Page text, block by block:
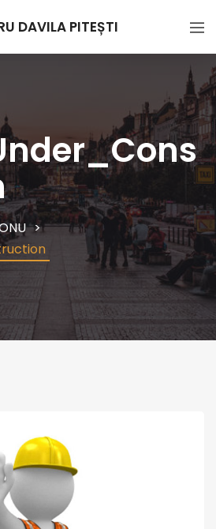
de unelte
DAVILA PITEȘTI